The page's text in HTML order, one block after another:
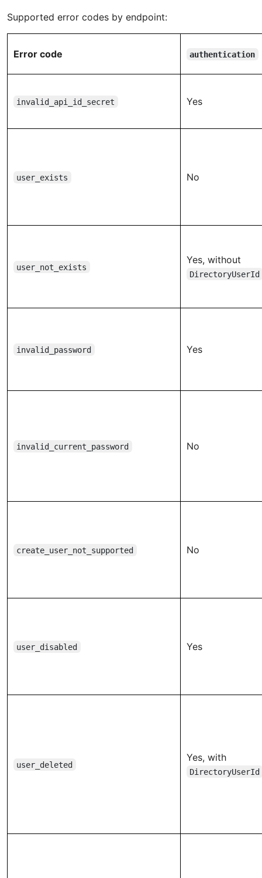
Supported error codes by endpoint:
Error code authentication
invalid_api_id_secret Yes
user_exists No
user_not_exists
Yes, without
DirectoryUserId
invalid_password Yes
invalid_current_password No
create_user_not_supported No
user_disabled Yes
user_deleted
Yes, with
DirectoryUserId